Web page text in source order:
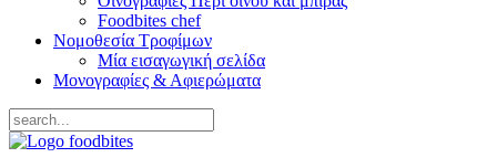
Foodbites chef
Νομοθεσία Τροφίμων
Μία εισαγωγική σελίδα
Μονογραφίες & Αφιερώματα